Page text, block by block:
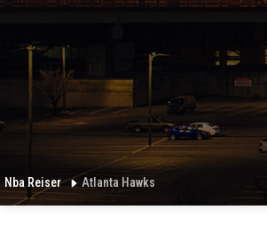
Nba Reiser Atlanta Hawks